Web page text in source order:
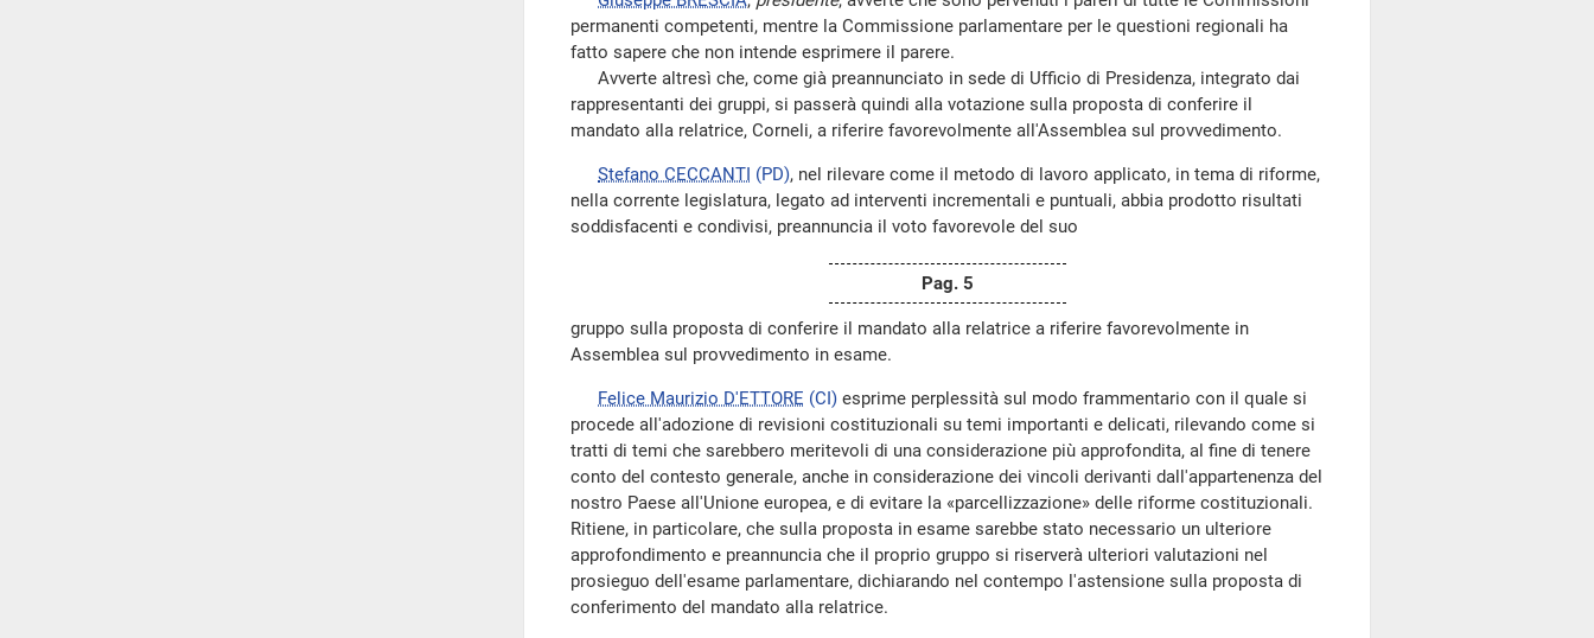
permanenti competenti, mentre la Commissione parlamentare per le questioni regionali ha
fatto sapere che non intende esprimere il parere.
Avverte altresì che, come già preannunciato in sede di Ufficio di Presidenza, integrato dai
rappresentanti dei gruppi, si passerà quindi alla votazione sulla proposta di conferire il
mandato alla relatrice, Corneli, a riferire favorevolmente all'Assemblea sul provvedimento.
Stefano CECCANTI (PD), nel rilevare come il metodo di lavoro applicato, in tema di riforme,
nella corrente legislatura, legato ad interventi incrementali e puntuali, abbia prodotto risultati
soddisfacenti e condivisi, preannuncia il voto favorevole del suo
Pag. 5
gruppo sulla proposta di conferire il mandato alla relatrice a riferire favorevolmente in
Assemblea sul provvedimento in esame.
Felice Maurizio D'ETTORE (CI) esprime perplessità sul modo frammentario con il quale si
procede all'adozione di revisioni costituzionali su temi importanti e delicati, rilevando come si
tratti di temi che sarebbero meritevoli di una considerazione più approfondita, al fine di tenere
conto del contesto generale, anche in considerazione dei vincoli derivanti dall'appartenenza del
nostro Paese all'Unione europea, e di evitare la «parcellizzazione» delle riforme costituzionali.
Ritiene, in particolare, che sulla proposta in esame sarebbe stato necessario un ulteriore
approfondimento e preannuncia che il proprio gruppo si riserverà ulteriori valutazioni nel
prosieguo dell'esame parlamentare, dichiarando nel contempo l'astensione sulla proposta di
conferimento del mandato alla relatrice.